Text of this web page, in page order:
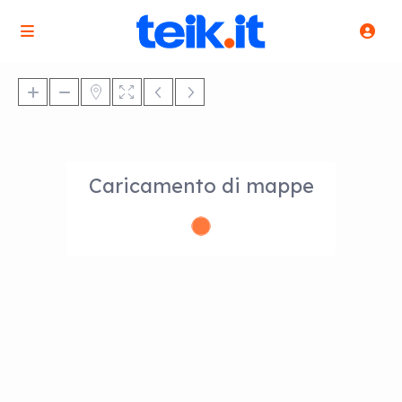
Caricamento di mappe